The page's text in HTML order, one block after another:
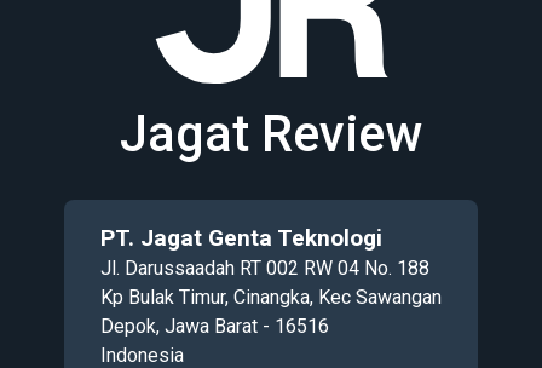
Jagat Review
PT. Jagat Genta Teknologi
Jl. Darussaadah RT 002 RW 04 No. 188
Kp Bulak Timur, Cinangka, Kec Sawangan
Depok, Jawa Barat - 16516
Indonesia